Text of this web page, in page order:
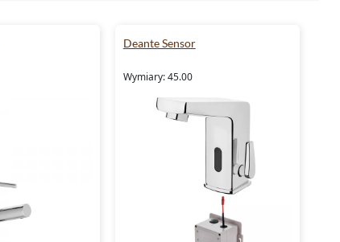
Deante Sensor
Wymiary: 45.00